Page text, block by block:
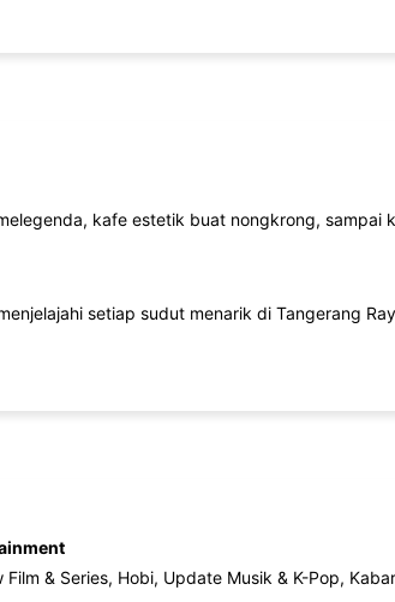
kafe estetik buat nongkrong, sampai
setiap sudut menarik di Tangerang
Film & Series, Hobi, Update Musik & K-Pop,